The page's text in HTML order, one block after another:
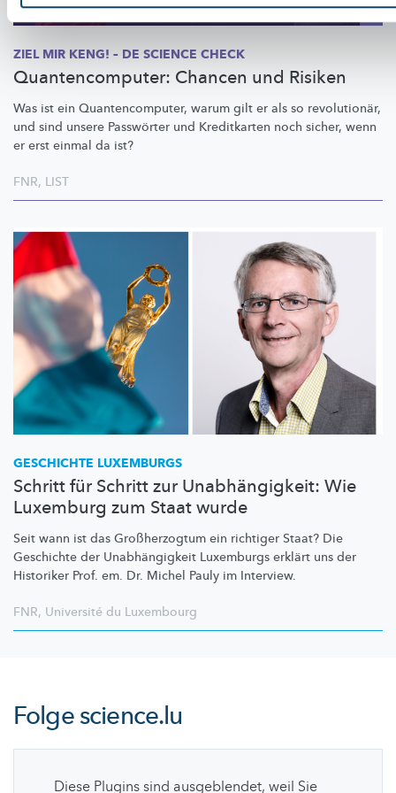
ZIEL MIR KENG! – DE SCIENCE CHECK
Quantencomputer: Chancen und Risiken
Was ist ein Quantencomputer, warum gilt er als so revolutionär,
und sind unsere Passwörter und Kreditkarten noch sicher, wenn
er erst einmal da ist?
FNR, LIST
GESCHICHTE LUXEMBURGS
Schritt für Schritt zur Unabhängigkeit: Wie
Luxemburg zum Staat wurde
Seit wann ist das Großherzogtum ein richtiger Staat? Die
Geschichte der Unabhängigkeit Luxemburgs erklärt uns der
Historiker Prof. em. Dr. Michel Pauly im Interview.
FNR, Université du Luxembourg
Folgescience.lu
Diese Plugins sind ausgeblendet, weil Sie